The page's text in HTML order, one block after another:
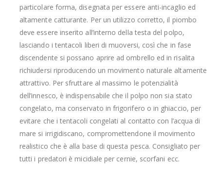
particolare forma, disegnata per essere anti-incaglio ed
altamente catturante. Per un utilizzo corretto, il piombo
deve essere inserito all’interno della testa del polpo,
lasciando i tentacoli liberi di muoversi, così che in fase
discendente si possano aprire ad ombrello ed in risalita
richiudersi riproducendo un movimento naturale altamente
attrattivo. Per sfruttare al massimo le potenzialità
dell’innesco, è indispensabile che il polpo non sia stato
congelato, ma conservato in frigorifero o in ghiaccio, per
evitare che i tentacoli congelati al contatto con l’acqua di
mare si irrigidiscano, compromettendone il movimento
realistico che è alla base di questa pesca. Consigliato per
tutti i predatori è micidiale per cernie, scorfani ecc.